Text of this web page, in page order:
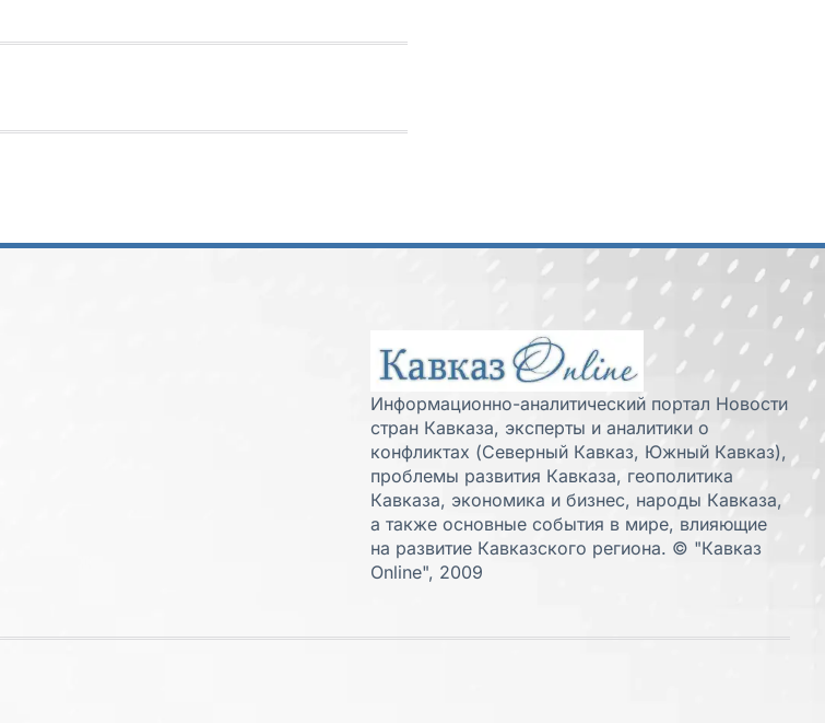
Информационно-аналитический портал Новости
стран Кавказа, эксперты и аналитики о
конфликтах (Северный Кавказ, Южный Кавказ),
проблемы развития Кавказа, геополитика
Кавказа, экономика и бизнес, народы Кавказа,
а также основные события в мире, влияющие
на развитие Кавказского региона. © "Кавказ
Online", 2009